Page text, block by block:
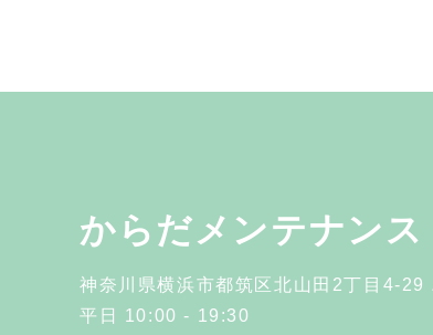
からだメンテナン
神奈川県横浜市都筑区北山田2丁目4-29
平日 10:00 - 19:30